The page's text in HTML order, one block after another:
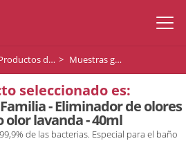
de limpieza Muestras gratis de Familia - Eliminador de olores para baño olor lavanda - 40ml
seleccionado es:
- Eliminador de olores
olor lavanda - 40ml
de las bacterias. Especial para el baño